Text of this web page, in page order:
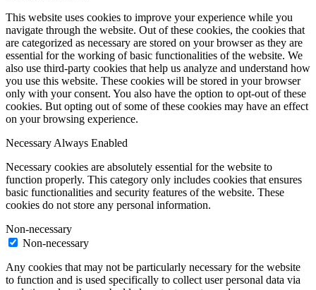
This website uses cookies to improve your experience while you
navigate through the website. Out of these cookies, the cookies that
are categorized as necessary are stored on your browser as they are
essential for the working of basic functionalities of the website. We
also use third-party cookies that help us analyze and understand how
you use this website. These cookies will be stored in your browser
only with your consent. You also have the option to opt-out of these
cookies. But opting out of some of these cookies may have an effect
on your browsing experience.
Necessary Always Enabled
Necessary cookies are absolutely essential for the website to
function properly. This category only includes cookies that ensures
basic functionalities and security features of the website. These
cookies do not store any personal information.
Non-necessary
Non-necessary
Any cookies that may not be particularly necessary for the website
to function and is used specifically to collect user personal data via